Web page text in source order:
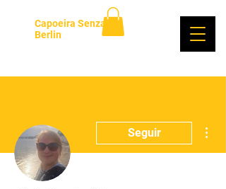
Capoeira Senzala
Berlin
Seguir